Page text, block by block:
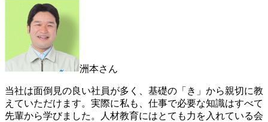
洲本さん
当社は面倒見の良い社員が多く、基礎の「き」から親切に教
えていただけます。実際に私も、仕事で必要な知識はすべて
先輩から学びました。人材教育にはとても力を入れている会